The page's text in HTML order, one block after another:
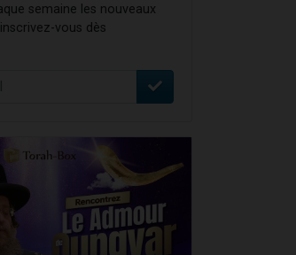
semaine les nouveaux
vous dès